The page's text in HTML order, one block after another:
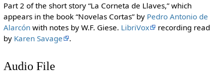
Part 2 of the short story “La Corneta de Llaves,” which
appears in the book “Novelas Cortas” by Pedro Antonio de
Alarcónwith notes by W.F. Giese. LibriVox
recording read
by Karen Savage .
Audio File